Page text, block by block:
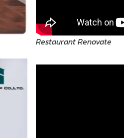
Restaurant Renovate